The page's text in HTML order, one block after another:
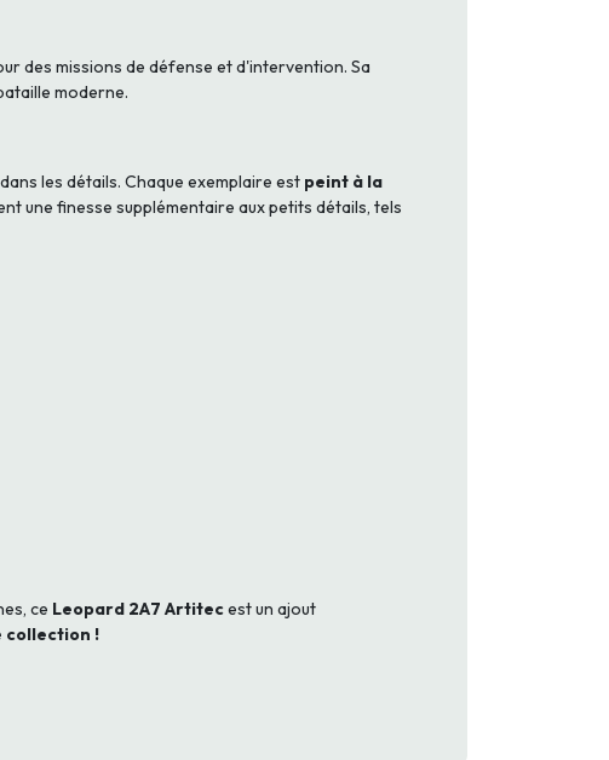
des missions de défense et d'intervention. Sa
moderne.
les détails. Chaque exemplaire est peint à la
une finesse supplémentaire aux petits détails, tels
ce Leopard 2A7 Artitecest un ajout
collection !